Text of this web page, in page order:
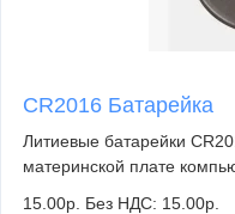
CR2016 Батарейка
Литиевые батарейки
материнской плате
15.00р. Без НДС: 15.00р.